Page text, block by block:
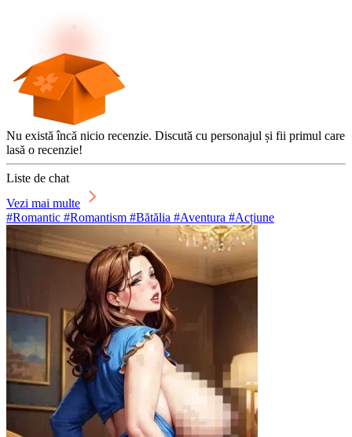
Nu există încă nicio recenzie. Discută cu personajul și fii primul care
lasă o recenzie!
Liste de chat
Vezi mai multe
#Romantic #Romantism #Bătălia #Aventura #Acțiune